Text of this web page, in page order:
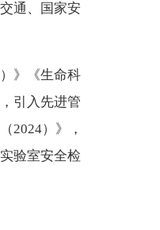
通 、
国家安
》《生命科
引入先进管
2024）》，
验室安全检